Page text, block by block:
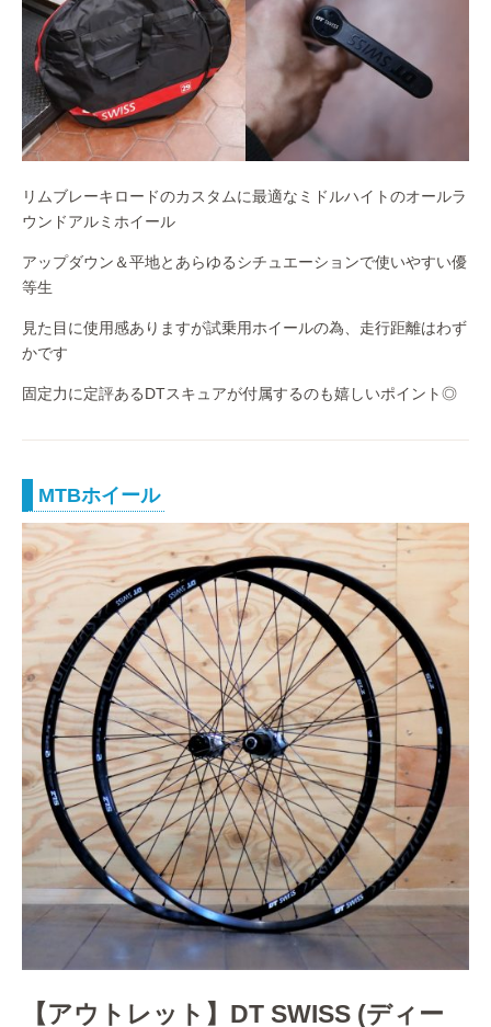
リムブレーキロードのカスタムに最適なミドルハイトのオールラ
ウンドアルミホイール
アップダウン＆平地とあらゆるシチュエーションで使いやすい優
等生
見た目に使用感ありますが試乗用ホイールの為、走行距離はわず
かです
固定力に定評あるDTスキュアが付属するのも嬉しいポイント◎
MTBホイール
【アウトレット】DT SWISS (ディー